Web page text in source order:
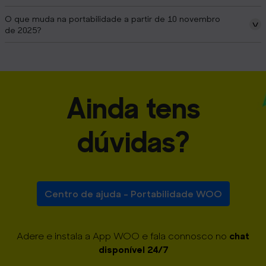
O que muda na portabilidade a partir de 10 novembro
de 2025?
Ainda tens
dúvidas?
Centro de ajuda - Portabilidade WOO
Adere e instala a App WOO e fala connosco no chat
disponível 24/7